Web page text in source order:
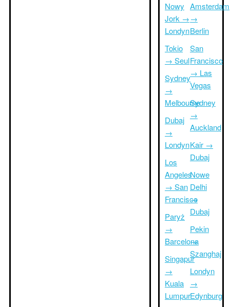
Nowy
Jork →
Londyn
Tokio
→ Seul
Sydney
→
Melbourne
Dubaj
→
Londyn
Los
Angeles
→ San
Francisco
Paryż
→
Barcelona
Singapur
→
Kuala
Lumpur
Amsterdam
→
Berlin
San
Francisco
→ Las
Vegas
Sydney
→
Auckland
Kair →
Dubaj
Nowe
Delhi
→
Dubaj
Pekin
→
Szanghaj
Londyn
→
Edynburg